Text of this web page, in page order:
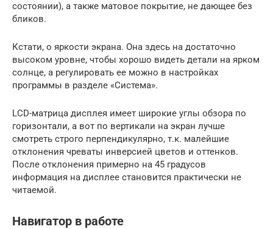
состоянии), а также матовое покрытие, не дающее без
бликов.
Кстати, о яркости экрана. Она здесь на достаточно
высоком уровне, чтобы хорошо видеть детали на ярком
солнце, а регулировать ее можно в настройках
программы в разделе «Система».
LCD-матрица дисплея имеет широкие углы обзора по
горизонтали, а вот по вертикали на экран лучше
смотреть строго перпендикулярно, т.к. малейшие
отклонения чреваты инверсией цветов и оттенков.
После отклонения примерно на 45 градусов
информация на дисплее становится практически не
читаемой.
Навигатор в работе